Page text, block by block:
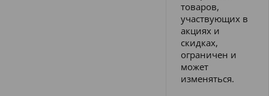
товаров,
участвующих в
акциях и
скидках,
ограничен и
может
изменяться.